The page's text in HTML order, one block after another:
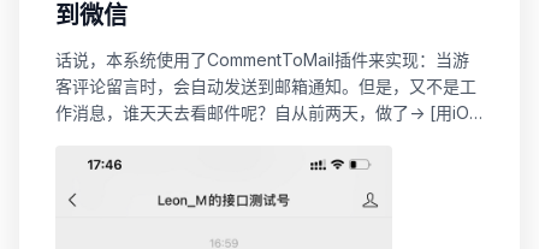
到微信
话说，本系统使用了CommentToMail插件来实现：当游
客评论留言时，会自动发送到邮箱通知。但是，又不是工
作消息，谁天天去看邮件呢？自从前两天，做了-> [用iOS
发布“说说”][2] 之后呢，我就想，能不能借鉴他们的思路
方法，调用公众号的模板消息接口来推送评论消息呢？就